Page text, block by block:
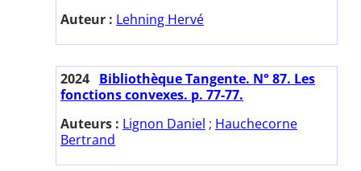
Auteur : Lehning Hervé
2024 Bibliothèque Tangente. N° 87. Les
fonctions convexes. p. 77-77.
Auteurs : Lignon Daniel ; Hauchecorne
Bertrand